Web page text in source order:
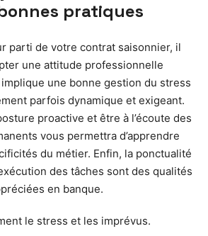
pratiques
parti de votre contrat saisonnier, il
une attitude professionnelle
une bonne gestion du stress
parfois dynamique et exigeant.
proactive et être à l’écoute des
vous permettra d’apprendre
du métier. Enfin, la ponctualité
des tâches sont des qualités
en banque.
le stress et les imprévus.